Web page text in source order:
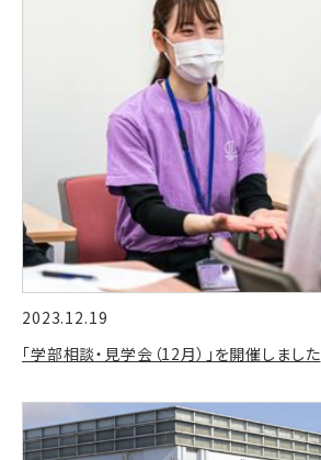
2023.12.19
「学部相談・見学会（12月）」を開催しました